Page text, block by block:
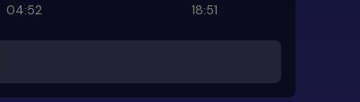
04:52 18:51